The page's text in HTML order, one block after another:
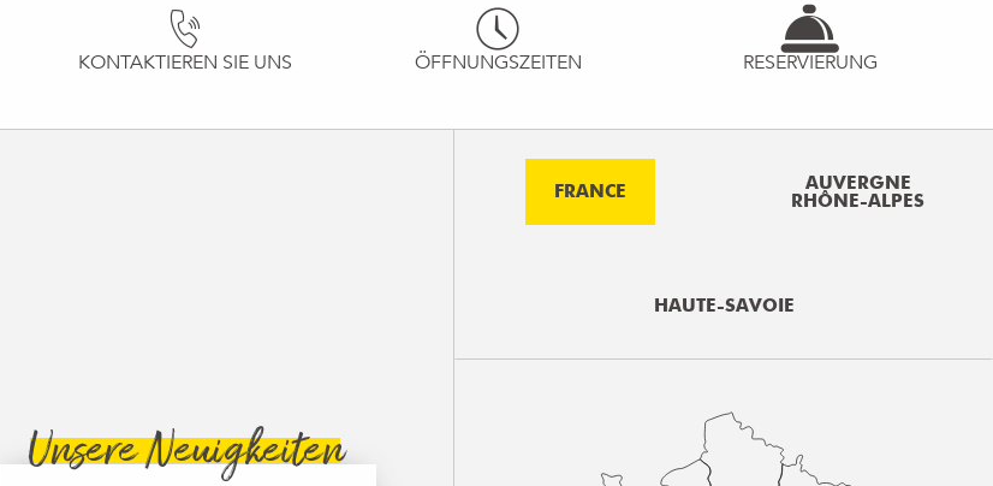
KONTAKTIEREN SIE UNS ÖFFNUNGSZEITEN RESERVIERUNG
Unsere Neuigkeiten
FRANCE
AUVERGNE
RHÔNE-ALPES
HAUTE-SAVOIE